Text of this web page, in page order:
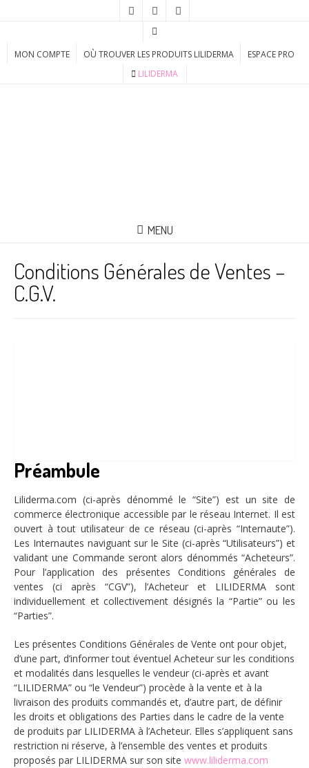
MON COMPTE OÙ TROUVER LES PRODUITS LILIDERMA
ESPACE PRO
LILIDERMA
MENU
Conditions Générales de Ventes –
C.G.V.
Préambule
Liliderma.com (ci-après dénommé le “Site”) est un site de
commerce électronique accessible par le réseau Internet. Il est
ouvert à tout utilisateur de ce réseau (ci-après “Internaute”).
Les Internautes naviguant sur le Site (ci-après “Utilisateurs”) et
validant une Commande seront alors dénommés “Acheteurs”.
Pour l’application des présentes Conditions générales de
ventes (ci après “CGV”), l’Acheteur et LILIDERMA sont
individuellement et collectivement désignés la “Partie” ou les
“Parties”.
Les présentes Conditions Générales de Vente ont pour objet,
d’une part, d’informer tout éventuel Acheteur sur les conditions
et modalités dans lesquelles le vendeur (ci-après et avant
“LILIDERMA” ou “le Vendeur”) procède à la vente et à la
livraison des produits commandés et, d’autre part, de définir
les droits et obligations des Parties dans le cadre de la vente
de produits par LILIDERMA à l’Acheteur. Elles s’appliquent sans
restriction ni réserve, à l’ensemble des ventes et produits
proposés par LILIDERMA sur son site www.liliderma.com